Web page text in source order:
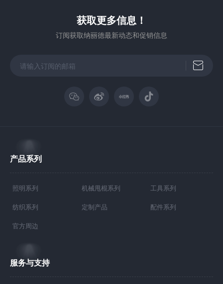
获取更多信息！
订阅获取纳丽德最新动态和促销信息
产品系列
照明系列 机械甩棍系列 工具系列
纺织系列 定制产品 配件系列
官方周边
服务与支持